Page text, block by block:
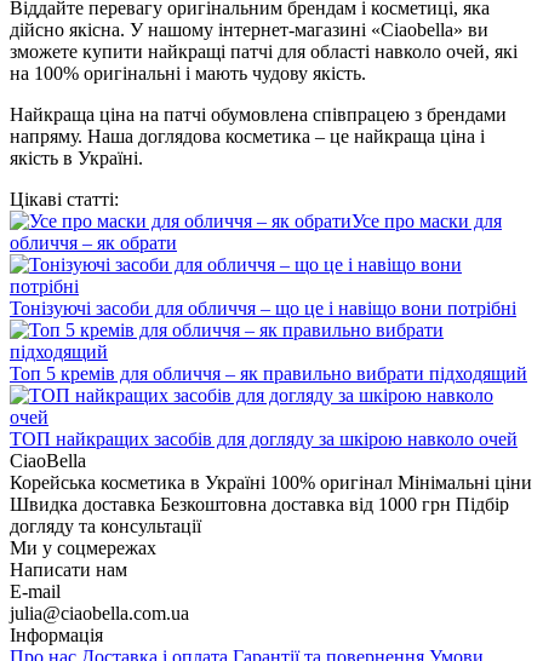
Віддайте перевагу оригінальним брендам і косметиці, яка
дійсно якісна. У нашому інтернет-магазині «Ciaobella» ви
зможете купити найкращі патчі для області навколо очей, які
на 100% оригінальні і мають чудову якість.
Найкраща ціна на патчі обумовлена співпрацею з брендами
напряму. Наша доглядова косметика – це найкраща ціна і
якість в Україні.
Цікаві статті:
Усе про маски для
обличчя – як обрати
Тонізуючі засоби для обличчя – що це і навіщо вони потрібні
Топ 5 кремів для обличчя – як правильно вибрати підходящий
ТОП найкращих засобів для догляду за шкірою навколо очей
CiaoBella
Корейська косметика в Україні 100% оригінал Мінімальні ціни
Швидка доставка Безкоштовна доставка від 1000 грн Підбір
догляду та консультації
Ми у соцмережах
Написати нам
E-mail
julia@ciaobella.com.ua
Інформація
Про нас Доставка і оплата Гарантії та повернення Умови